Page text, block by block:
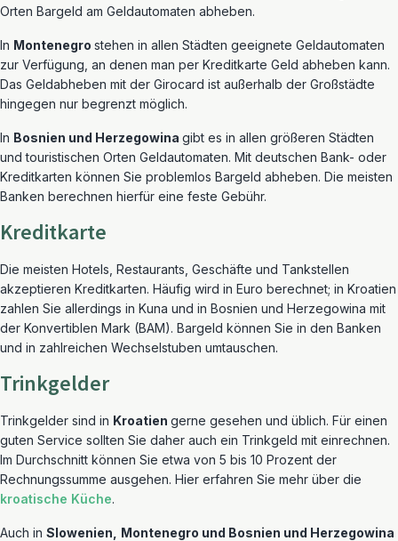
Orten Bargeld am Geldautomaten abheben.
In Montenegro stehen in allen Städten geeignete Geldautomaten
zur Verfügung, an denen man per Kreditkarte Geld abheben kann.
Das Geldabheben mit der Girocard ist außerhalb der Großstädte
hingegen nur begrenzt möglich.
In Bosnien und Herzegowina gibt es in allen größeren Städten
und touristischen Orten Geldautomaten. Mit deutschen Bank- oder
Kreditkarten können Sie problemlos Bargeld abheben. Die meisten
Banken berechnen hierfür eine feste Gebühr.
Kreditkarte
Die meisten Hotels, Restaurants, Geschäfte und Tankstellen
akzeptieren Kreditkarten. Häufig wird in Euro berechnet; in Kroatien
zahlen Sie allerdings in Kuna und in Bosnien und Herzegowina mit
der Konvertiblen Mark (BAM). Bargeld können Sie in den Banken
und in zahlreichen Wechselstuben umtauschen.
Trinkgelder
Trinkgelder sind in Kroatien gerne gesehen und üblich. Für einen
guten Service sollten Sie daher auch ein Trinkgeld mit einrechnen.
Im Durchschnitt können Sie etwa von 5 bis 10 Prozent der
Rechnungssumme ausgehen. Hier erfahren Sie mehr über die
kroatische Küche.
Auch in Slowenien,
Montenegro und Bosnien und Herzegowina